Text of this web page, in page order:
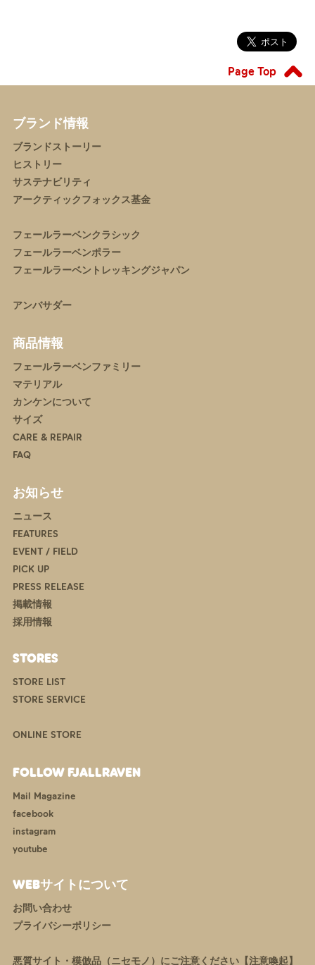
Page Top
ブランド情報
ブランドストーリー
ヒストリー
サステナビリティ
アークティックフォックス基金
フェールラーベンクラシック
フェールラーベンポラー
フェールラーベントレッキングジャパン
アンバサダー
商品情報
フェールラーベンファミリー
マテリアル
カンケンについて
サイズ
CARE & REPAIR
FAQ
お知らせ
ニュース
FEATURES
EVENT / FIELD
PICK UP
PRESS RELEASE
掲載情報
採用情報
STORES
STORE LIST
STORE SERVICE
ONLINE STORE
FOLLOW FJALLRAVEN
Mail Magazine
facebook
instagram
youtube
WEBサイトについて
お問い合わせ
プライバシーポリシー
悪質サイト・模倣品（ニセモノ）にご注意ください【注意喚起】